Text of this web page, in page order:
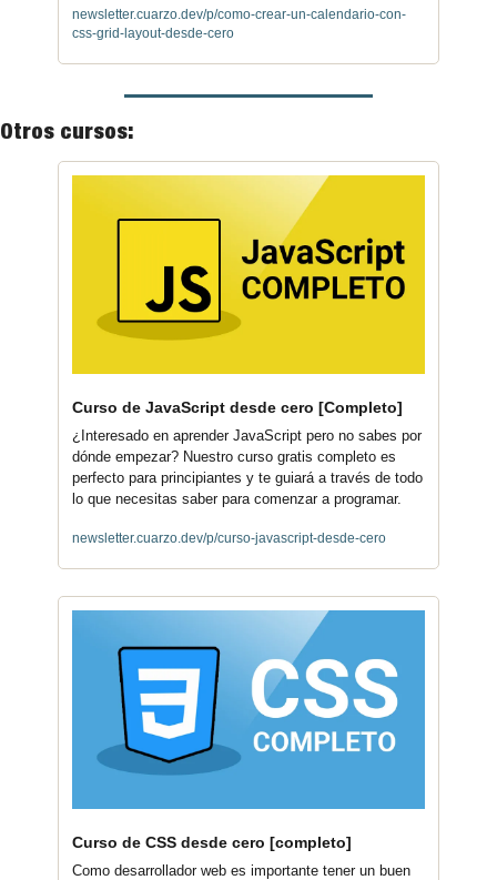
newsletter.cuarzo.dev/p/como-crear-un-calendario-con-
css-grid-layout-desde-cero
Otros cursos:
Curso de JavaScript desde cero [Completo]
¿Interesado en aprender JavaScript pero no sabes por
dónde empezar? Nuestro curso gratis completo es
perfecto para principiantes y te guiará a través de todo
lo que necesitas saber para comenzar a programar.
newsletter.cuarzo.dev/p/curso-javascript-desde-cero
Curso de CSS desde cero [completo]
Como desarrollador web es importante tener un buen